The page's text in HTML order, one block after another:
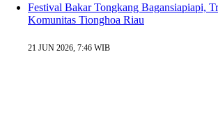
Festival Bakar Tongkang Bagansiapiapi,
Komunitas Tionghoa Riau
21 JUN 2026, 7:46 WIB